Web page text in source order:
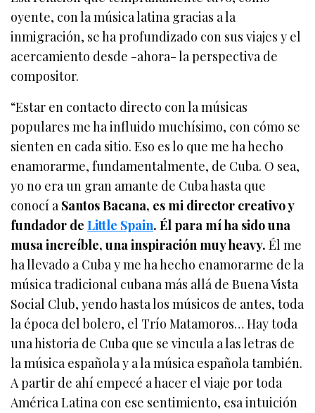
oyente, con la música latina gracias a la
inmigración, se ha profundizado con sus viajes y el
acercamiento desde -ahora- la perspectiva de
compositor.
“Estar en contacto directo con la músicas
populares me ha influido muchísimo, con cómo se
sienten en cada sitio. Eso es lo que me ha hecho
enamorarme, fundamentalmente, de Cuba. O sea,
yo no era un gran amante de Cuba hasta que
conocí aSantos Bacana, es mi director creativo y
fundador deLittle Spain. Él para mí ha sido una
musa increíble, una inspiración muy heavy.Él me
ha llevado a Cuba y me ha hecho enamorarme de la
música tradicional cubana más allá de Buena Vista
Social Club, yendo hasta los músicos de antes, toda
la época del bolero, el Trío Matamoros… Hay toda
una historia de Cuba que se vincula a las letras de
la música española y a la música española también.
A partir de ahí empecé a hacer el viaje por toda
América Latina con ese sentimiento, esa intuición